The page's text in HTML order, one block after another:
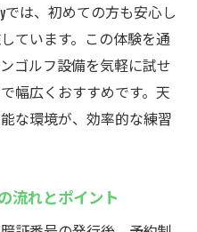
では、初めての方も安心し
ています。この体験を通
ゴルフ設備を気軽に試せ
幅広くおすすめです。天
な環境が、効率的な練習
流れとポイント